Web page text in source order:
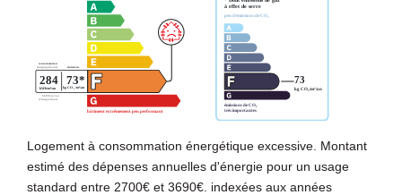
Logement à consommation énergétique excessive. Montant
estimé des dépenses annuelles d'énergie pour un usage
standard entre 2700€ et 3690€. indexées aux années